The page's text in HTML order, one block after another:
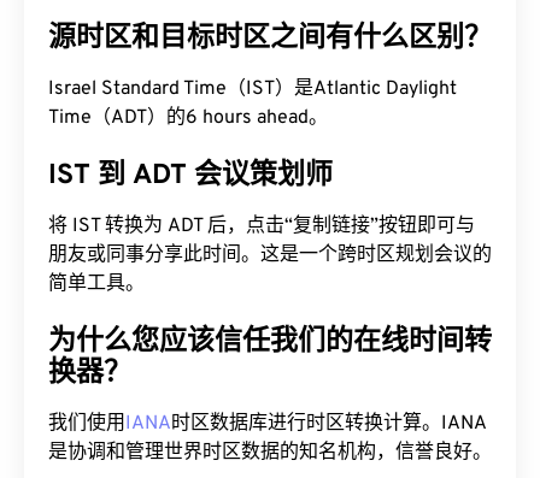
源时区和目标时区之间有什么区别？
Israel Standard Time（IST）是Atlantic Daylight
Time（ADT）的6 hours ahead。
IST 到 ADT 会议策划师
将 IST 转换为 ADT 后，点击“复制链接”按钮即可与
朋友或同事分享此时间。这是一个跨时区规划会议的
简单工具。
为什么您应该信任我们的在线时间转
换器？
我们使用IANA时区数据库进行时区转换计算。IANA
是协调和管理世界时区数据的知名机构，信誉良好。